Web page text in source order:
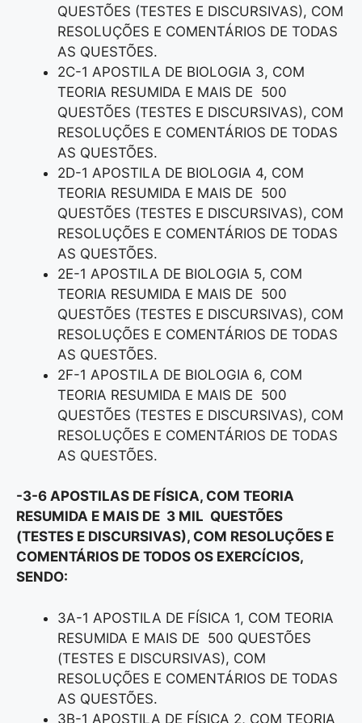
QUESTÕES (TESTES E DISCURSIVAS), COM
RESOLUÇÕES E COMENTÁRIOS DE TODAS
AS QUESTÕES.
2C-1 APOSTILA DE BIOLOGIA 3, COM
TEORIA RESUMIDA E MAIS DE 500
QUESTÕES (TESTES E DISCURSIVAS), COM
RESOLUÇÕES E COMENTÁRIOS DE TODAS
AS QUESTÕES.
2D-1 APOSTILA DE BIOLOGIA 4, COM
TEORIA RESUMIDA E MAIS DE 500
QUESTÕES (TESTES E DISCURSIVAS), COM
RESOLUÇÕES E COMENTÁRIOS DE TODAS
AS QUESTÕES.
2E-1 APOSTILA DE BIOLOGIA 5, COM
TEORIA RESUMIDA E MAIS DE 500
QUESTÕES (TESTES E DISCURSIVAS), COM
RESOLUÇÕES E COMENTÁRIOS DE TODAS
AS QUESTÕES.
2F-1 APOSTILA DE BIOLOGIA 6, COM
TEORIA RESUMIDA E MAIS DE 500
QUESTÕES (TESTES E DISCURSIVAS), COM
RESOLUÇÕES E COMENTÁRIOS DE TODAS
AS QUESTÕES.
-3-6 APOSTILAS DE FÍSICA, COM TEORIA
RESUMIDA E MAIS DE 3 MIL QUESTÕES
(TESTES E DISCURSIVAS), COM RESOLUÇÕES E
COMENTÁRIOS DE TODOS OS EXERCÍCIOS,
SENDO:
3A-1 APOSTILA DE FÍSICA 1, COM TEORIA
RESUMIDA E MAIS DE 500 QUESTÕES
(TESTES E DISCURSIVAS), COM
RESOLUÇÕES E COMENTÁRIOS DE TODAS
AS QUESTÕES.
3B-1 APOSTILA DE FÍSICA 2, COM TEORIA